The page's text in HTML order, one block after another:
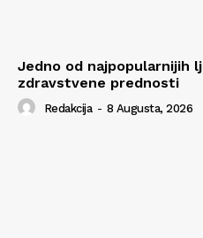
Jedno od najpopularnijih
zdravstvene prednosti
Redakcija - 8 Augusta, 2026